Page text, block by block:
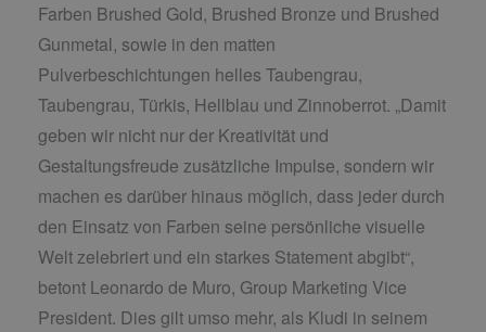
Farben Brushed Gold, Brushed Bronze und Brushed
Gunmetal, sowie in den matten
Pulverbeschichtungen helles Taubengrau,
Taubengrau, Türkis, Hellblau und Zinnoberrot. „Damit
geben wir nicht nur der Kreativität und
Gestaltungsfreude zusätzliche Impulse, sondern wir
machen es darüber hinaus möglich, dass jeder durch
den Einsatz von Farben seine persönliche visuelle
Welt zelebriert und ein starkes Statement abgibt“,
betont Leonardo de Muro, Group Marketing Vice
President. Dies gilt umso mehr, als Kludi in seinem